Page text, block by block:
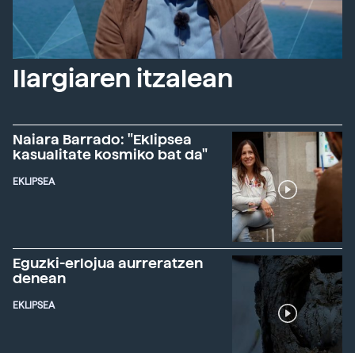
Ilargiaren itzalean
Naiara Barrado: "Eklipsea
kasualitate kosmiko bat da"
EKLIPSEA
Eguzki-erlojua aurreratzen
denean
EKLIPSEA